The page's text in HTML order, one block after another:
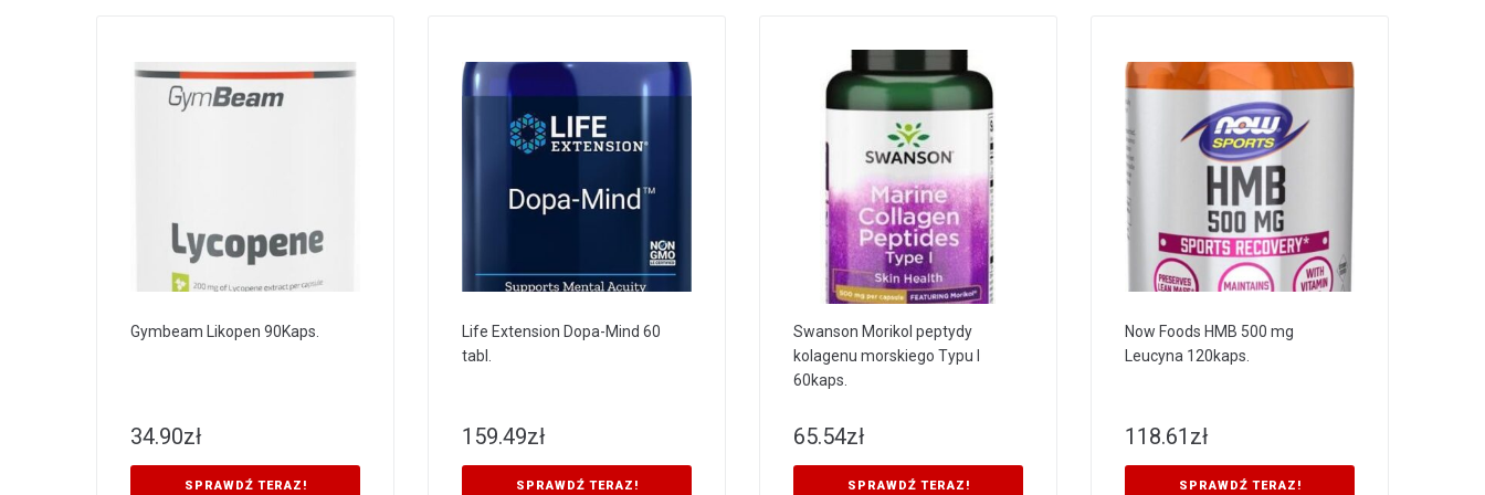
Gymbeam Likopen 90Kaps.
34.90zł
SPRAWDŹ TERAZ!
Life Extension Dopa-Mind 60
tabl.
159.49zł
SPRAWDŹ TERAZ!
Swanson Morikol peptydy
kolagenu morskiego Typu I
60kaps.
65.54zł
SPRAWDŹ TERAZ!
Now Foods HMB 500 mg
Leucyna 120kaps.
118.61 zł
SPRAWDŹ TERAZ!